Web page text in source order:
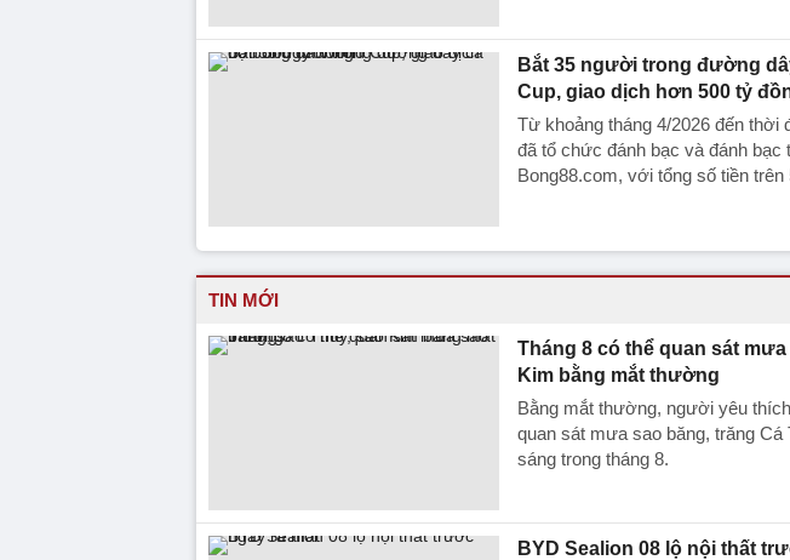
Bắt 35 người trong đường
Cup, giao dịch hơn 500 tỷ
Từ khoảng tháng 4/2026 đến thời
đã tổ chức đánh bạc và đánh bạc
Bong88.com, với tổng số tiền trên
TIN MỚI
Tháng 8 có thể quan sát
Kim bằng mắt thường
Bằng mắt thường, người yêu
quan sát mưa sao băng, trăng
sáng trong tháng 8.
BYD Sealion 08 lộ nội thất